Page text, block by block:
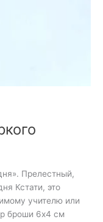
Прелестный,
Кстати, это
учителю или
броши 6х4 см